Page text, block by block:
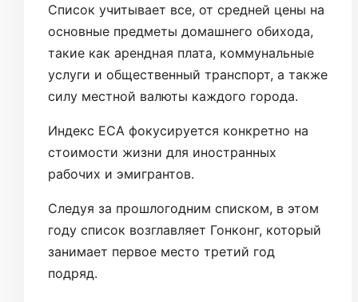
Список учитывает все, от средней цены на
основные предметы домашнего обихода,
такие как арендная плата, коммунальные
услуги и общественный транспорт, а также
силу местной валюты каждого города.
Индекс ECA фокусируется конкретно на
стоимости жизни для иностранных
рабочих и эмигрантов.
Следуя за прошлогодним списком, в этом
году список возглавляет Гонконг, который
занимает первое место третий год
подряд.